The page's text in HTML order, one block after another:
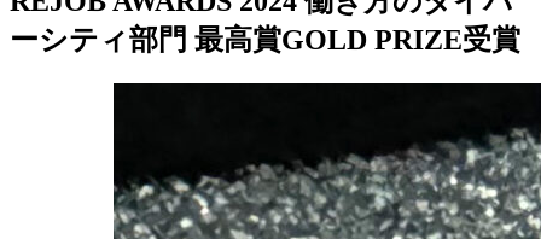
ーシティ部門 最高賞GOLD PRIZE受賞